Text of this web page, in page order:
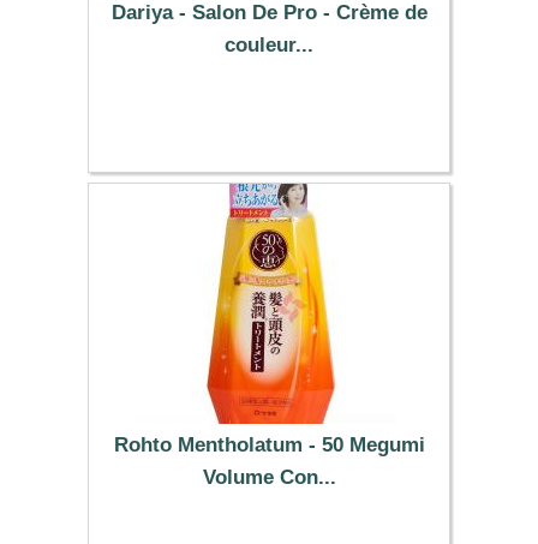
Dariya - Salon De Pro - Crème de
couleur...
Rohto Mentholatum - 50 Megumi
Volume Con...